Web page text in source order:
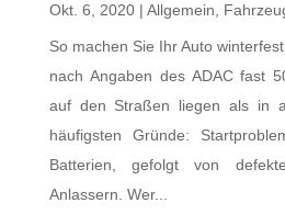
Okt. 6, 2020| Allgemein,
So machen Sie Ihr Auto
nach Angaben des ADAC fast
auf den Straßen liegen als in
häufigsten Gründe:
Batterien, gefolgt von
Anlassern. Wer...